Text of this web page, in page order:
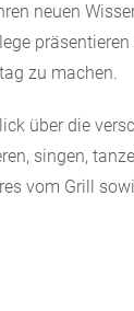
neuen
zu machen.
über die
singen,
vom Grill